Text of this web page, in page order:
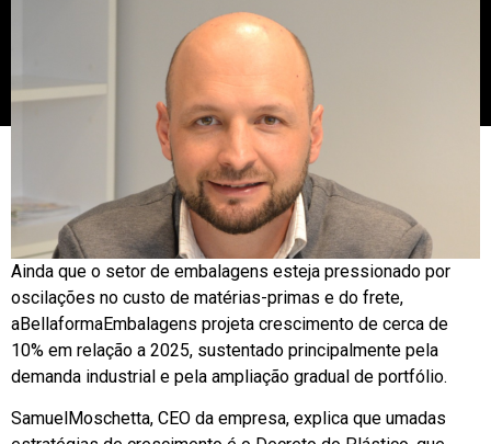
Ainda que o setor de embalagens esteja pressionado por
oscilações no custo de matérias-primas e do frete,
aBellaformaEmbalagens projeta crescimento de cerca de
10% em relação a 2025, sustentado principalmente pela
demanda industrial e pela ampliação gradual de portfólio.
SamuelMoschetta, CEO da empresa, explica que umadas